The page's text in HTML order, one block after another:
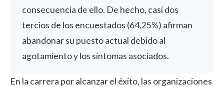
consecuencia de ello. De hecho, casi dos
tercios de los encuestados (64,25%) afirman
abandonar su puesto actual debido al
agotamiento y los síntomas asociados.
En la carrera por alcanzar el éxito, las organizaciones